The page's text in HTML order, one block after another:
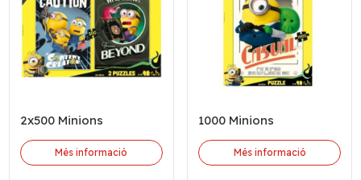
2x500 Minions
Més informació
1000 Minions
Més informació